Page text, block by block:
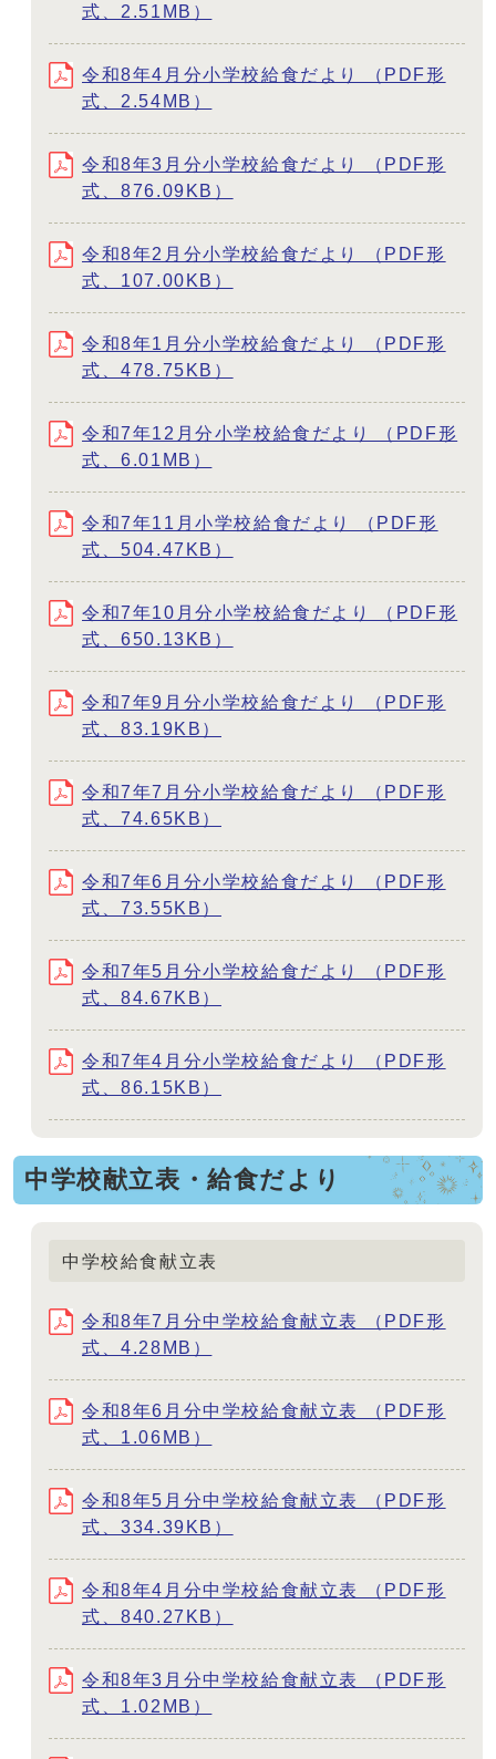
式、2.51MB）
令和8年4月分小学校給食だより （PDF形
式、2.54MB）
令和8年3月分小学校給食だより （PDF形
式、876.09KB）
令和8年2月分小学校給食だより （PDF形
式、107.00KB）
令和8年1月分小学校給食だより （PDF形
式、478.75KB）
令和7年12月分小学校給食だより （PDF形
式、6.01MB）
令和7年11月小学校給食だより （PDF形
式、504.47KB）
令和7年10月分小学校給食だより （PDF形
式、650.13KB）
令和7年9月分小学校給食だより （PDF形
式、83.19KB）
令和7年7月分小学校給食だより （PDF形
式、74.65KB）
令和7年6月分小学校給食だより （PDF形
式、73.55KB）
令和7年5月分小学校給食だより （PDF形
式、84.67KB）
令和7年4月分小学校給食だより （PDF形
式、86.15KB）
中学校献立表・給食だより
中学校給食献立表
令和8年7月分中学校給食献立表 （PDF形
式、4.28MB）
令和8年6月分中学校給食献立表 （PDF形
式、1.06MB）
令和8年5月分中学校給食献立表 （PDF形
式、334.39KB）
令和8年4月分中学校給食献立表 （PDF形
式、840.27KB）
令和8年3月分中学校給食献立表 （PDF形
式、1.02MB）